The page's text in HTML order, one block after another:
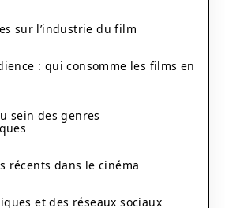
sur l’industrie du film
: qui consomme les films en
sein des genres
récents dans le cinéma
et des réseaux sociaux